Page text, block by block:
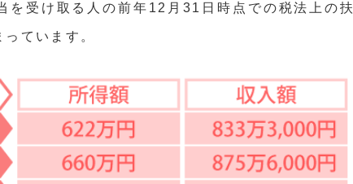
を受け取る人の前年12月31日時点での税法上の扶
ています。